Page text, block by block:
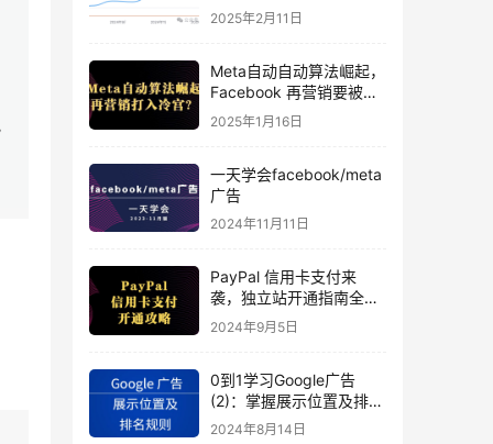
2025年2月11日
Meta自动自动算法崛起，
Facebook 再营销要被打
入冷宫？
2025年1月16日
一天学会facebook/meta
广告
2024年11月11日
PayPal 信用卡支付来
袭，独立站开通指南全揭
秘
2024年9月5日
0到1学习Google广告
(2)：掌握展示位置及排名
规则
2024年8月14日